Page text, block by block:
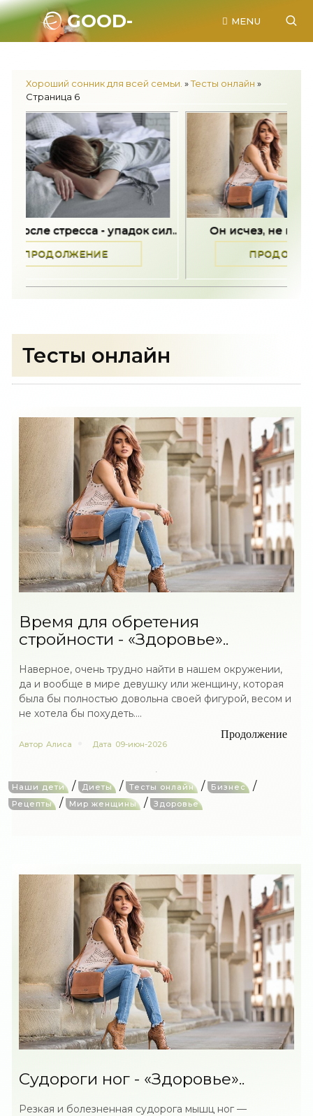
GOOD-
MENU
Хороший сонник для всей семьи. »Тесты онлайн »
Страница 6
сил.. Он исчез, не попрощавшись -..
Тесты онлайн
Время для обретения
стройности - «Здоровье»..
Наверное, очень трудно найти в нашем окружении,
да и вообще в мире девушку или женщину, которая
была бы полностью довольна своей фигурой, весом и
не хотела бы похудеть....
Продолжение
Автор Алиса Дата 09-июн-2026
Наши дети / Диеты / Тесты онлайн / Бизнес /
Рецепты / Мир женщины / Здоровье
Судороги ног - «Здоровье»..
Резкая и болезненная судорога мышц ног —